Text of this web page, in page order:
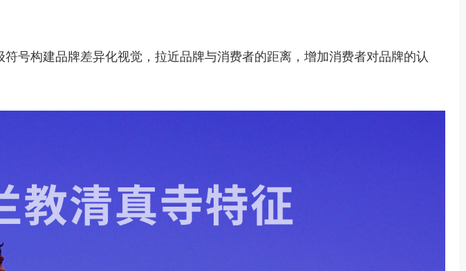
号构建品牌差异化视觉，拉近品牌与消费者的距离，增加消费者对品牌的认